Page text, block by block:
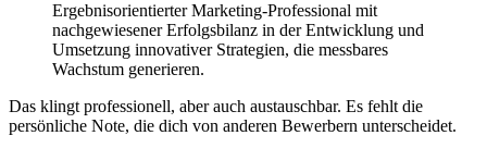
Ergebnisorientierter Marketing-Professional mit
nachgewiesener Erfolgsbilanz in der Entwicklung und
Umsetzung innovativer Strategien, die messbares
Wachstum generieren.
Das klingt professionell, aber auch austauschbar. Es fehlt die
persönliche Note, die dich von anderen Bewerbern unterscheidet.